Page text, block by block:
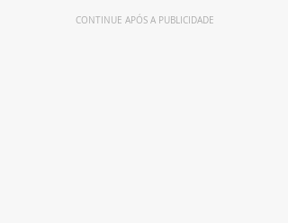
CONTINUE APÓS A PUBLICIDADE